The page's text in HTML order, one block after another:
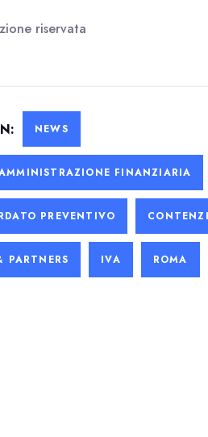
riservata
NEWS
FINANZIARIA
PREVENTIVO
PARTNERS IVA ROMA